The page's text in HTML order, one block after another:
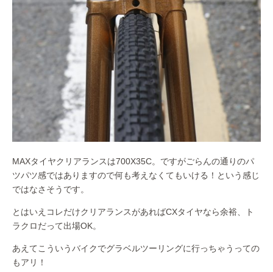
MAXタイヤクリアランスは700X35C。ですがごらんの通りのパ
ツパツ感ではありますので何も考えなくてもいける！という感じ
ではなさそうです。
とはいえコレだけクリアランスがあればCXタイヤなら余裕、ト
ラクロだって出場OK。
あえてこういうバイクでグラベルツーリングに行っちゃうっての
もアリ！